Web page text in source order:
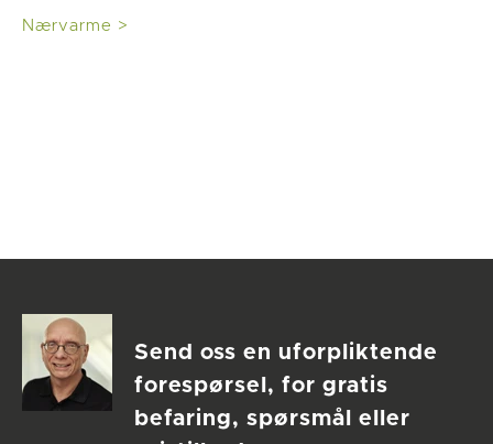
Nærvarme >
Send oss en uforpliktende
forespørsel, for gratis
befaring, spørsmål eller